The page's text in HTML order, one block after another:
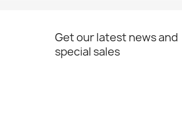
Get our latest news and
special sales